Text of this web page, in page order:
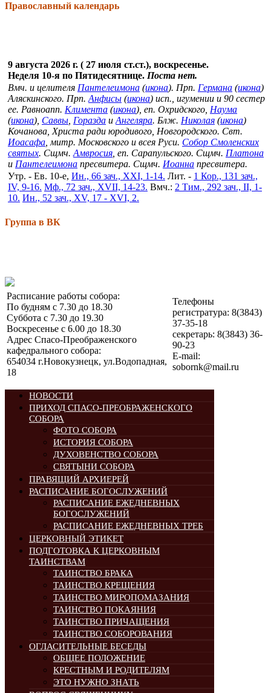
Православный календарь
9 августа 2026 г. ( 27 июля ст.ст.), воскресенье.
Неделя 10-я по Пятидесятнице. Поста нет.
Вмч. и целителя Пантелеимона (икона). Прп. Германа (икона)
Аляскинского. Прп.Анфисы (икона) исп., игумении и 90 сестер
ее. Равноапп. Климента (икона), еп. Охридского, Наума
(икона), Саввы, Горазда иАнгеляра. Блж. Николая (икона)
Кочанова, Христа ради юродивого, Новгородского. Свт.
Иоасафа, митр. Московского и всея Руси. Собор Смоленских
святых. Сщмч.Амвросия, еп. Сарапульского. Сщмч. Платона
и Пантелеимона пресвитера. Сщмч. Иоанна пресвитера.
Утр. - Ев. 10-е, Ин., 66 зач., XXI, 1-14. Лит. - 1 Кор., 131 зач.,
IV, 9-16. Мф., 72 зач., XVII, 14-23. Вмч.: 2 Тим., 292 зач., II, 1-
10. Ин., 52 зач., XV, 17 - XVI, 2.
Группа в ВК
Расписание работы собора:
По будням с 7.30 до 18.30
Суббота с 7.30 до 19.30
Воскресенье с 6.00 до 18.30
Адрес Спасо-Преображенского
кафедрального собора:
654034 г.Новокузнецк, ул.Водопадная,
18
Телефоны
регистратура: 8(3843)
37-35-18
секретарь: 8(3843) 36-
90-23
E-mail:
sobornk@mail.ru
НОВОСТИ
ПРИХОД СПАСО-ПРЕОБРАЖЕНСКОГО
СОБОРА
ФОТО СОБОРА
ИСТОРИЯ СОБОРА
ДУХОВЕНСТВО СОБОРА
СВЯТЫНИ СОБОРА
ПРАВЯЩИЙ АРХИЕРЕЙ
РАСПИСАНИЕ БОГОСЛУЖЕНИЙ
РАСПИСАНИЕ ЕЖЕДНЕВНЫХ
БОГОСЛУЖЕНИЙ
РАСПИСАНИЕ ЕЖЕДНЕВНЫХ ТРЕБ
ЦЕРКОВНЫЙ ЭТИКЕТ
ПОДГОТОВКА К ЦЕРКОВНЫМ
ТАИНСТВАМ
ТАИНСТВО БРАКА
ТАИНСТВО КРЕЩЕНИЯ
ТАИНСТВО МИРОПОМАЗАНИЯ
ТАИНСТВО ПОКАЯНИЯ
ТАИНСТВО ПРИЧАЩЕНИЯ
ТАИНСТВО СОБОРОВАНИЯ
ОГЛАСИТЕЛЬНЫЕ БЕСЕДЫ
ОБЩЕЕ ПОЛОЖЕНИЕ
КРЕСТНЫМ И РОДИТЕЛЯМ
ЭТО НУЖНО ЗНАТЬ